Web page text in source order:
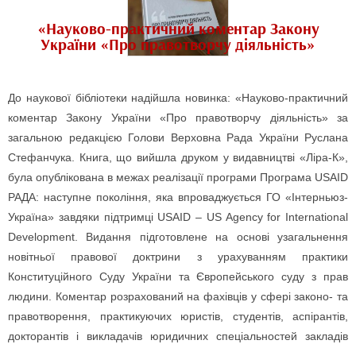
«Науково-практичний коментар Закону
України «Про правотворчу діяльність»
До наукової бібліотеки надійшла новинка: «Науково-практичний
коментар Закону України «Про правотворчу діяльність» за
загальною редакцією Голови Верховна Рада України Руслана
Стефанчука. Книга, що вийшла друком у видавництві «Ліра-К»,
була опублікована в межах реалізації програми Програма USAID
РАДА: наступне покоління, яка впроваджується ГО «Інтерньюз-
Україна» завдяки підтримці USAID – US Agency for International
Development. Видання підготовлене на основі узагальнення
новітньої правової доктрини з урахуванням практики
Конституційного Суду України та Європейського суду з прав
людини. Коментар розрахований на фахівців у сфері законо- та
правотворення, практикуючих юристів, студентів, аспірантів,
докторантів і викладачів юридичних спеціальностей закладів